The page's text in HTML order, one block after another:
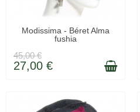
LIVRÉ SOUS 48H
Modissima - Béret Alma
fushia
45,00 €
27,00 €